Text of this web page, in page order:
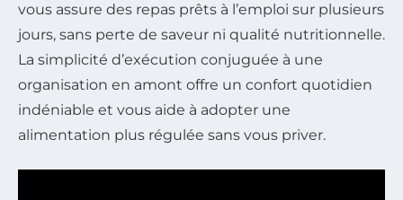
vous assure des repas prêts à l’emploi sur plusieurs
jours, sans perte de saveur ni qualité nutritionnelle.
La simplicité d’exécution conjuguée à une
organisation en amont offre un confort quotidien
indéniable et vous aide à adopter une
alimentation plus régulée sans vous priver.